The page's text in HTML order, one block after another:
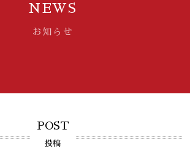
NEWS
お知らせ
POST
投稿